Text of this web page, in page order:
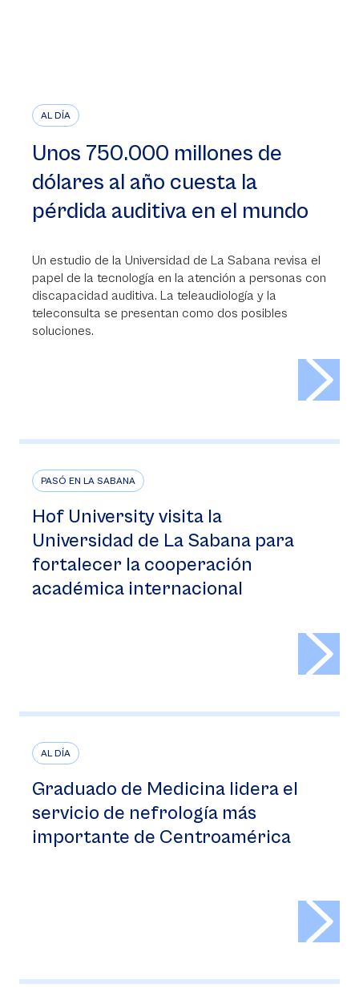
AL DÍA
Unos 750.000 millones de
dólares al año cuesta la
pérdida auditiva en el mundo
Un estudio de la Universidad de La Sabana revisa el
papel de la tecnología en la atención a personas con
discapacidad auditiva. La teleaudiología y la
teleconsulta se presentan como dos posibles
soluciones.
PASÓ EN LA SABANA
Hof University visita la
Universidad de La Sabana para
fortalecer la cooperación
académica internacional
AL DÍA
Graduado de Medicina lidera el
servicio de nefrología más
importante de Centroamérica